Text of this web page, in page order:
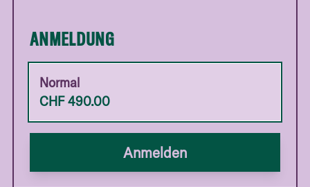
ANMELDUNG
Normal
CHF490.00
Anmelden